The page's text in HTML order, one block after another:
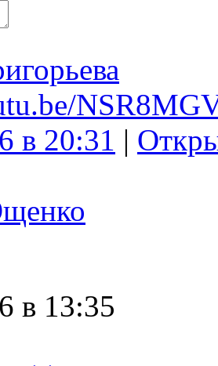
в 20:31 |
в 13:35